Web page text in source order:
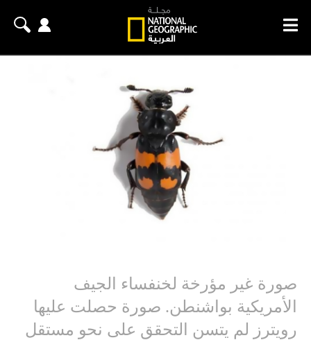
‎صورة غير مؤرخة لخنفساء الجيف
الأمريكية بواشنطن. صورة حصلت عليها
رويترز لم يتسن التحقق على نحو مستقل